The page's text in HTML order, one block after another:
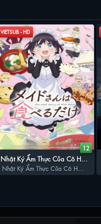
VIETSUB - HD
12
Nhật Ký Ẩm Thực Của Cô Hầu
Gái
Nhật Ký Ẩm Thực Của Cô Hầu
Gái